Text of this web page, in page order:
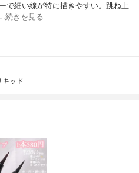
で細い線が特に描きやすい。跳ね上
続きを見る
キッド